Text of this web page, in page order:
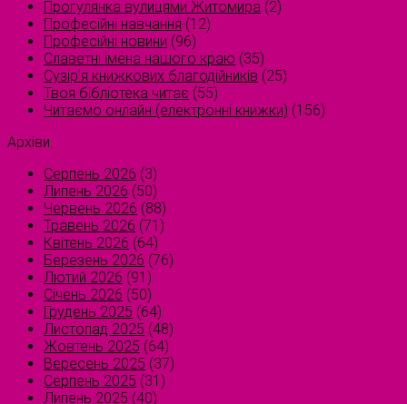
Прогулянка вулицями Житомира (2)
Професійні навчання (12)
Професійні новини (96)
Славетні імена нашого краю (35)
Сузірʼя книжкових благодійників (25)
Твоя бібліотека читає (55)
Читаємо онлайн (електронні книжки) (156)
Архіви
Серпень 2026 (3)
Липень 2026 (50)
Червень 2026 (88)
Травень 2026 (71)
Квітень 2026 (64)
Березень 2026 (76)
Лютий 2026 (91)
Січень 2026 (50)
Грудень 2025 (64)
Листопад 2025 (48)
Жовтень 2025 (64)
Вересень 2025 (37)
Серпень 2025 (31)
Липень 2025 (40)